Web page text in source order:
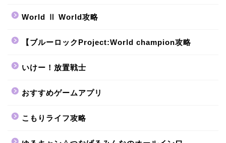
World Ⅱ World攻略
【ブルーロックProject:World champion攻略
いけー！放置戦士
おすすめゲームアプリ
こもりライフ攻略